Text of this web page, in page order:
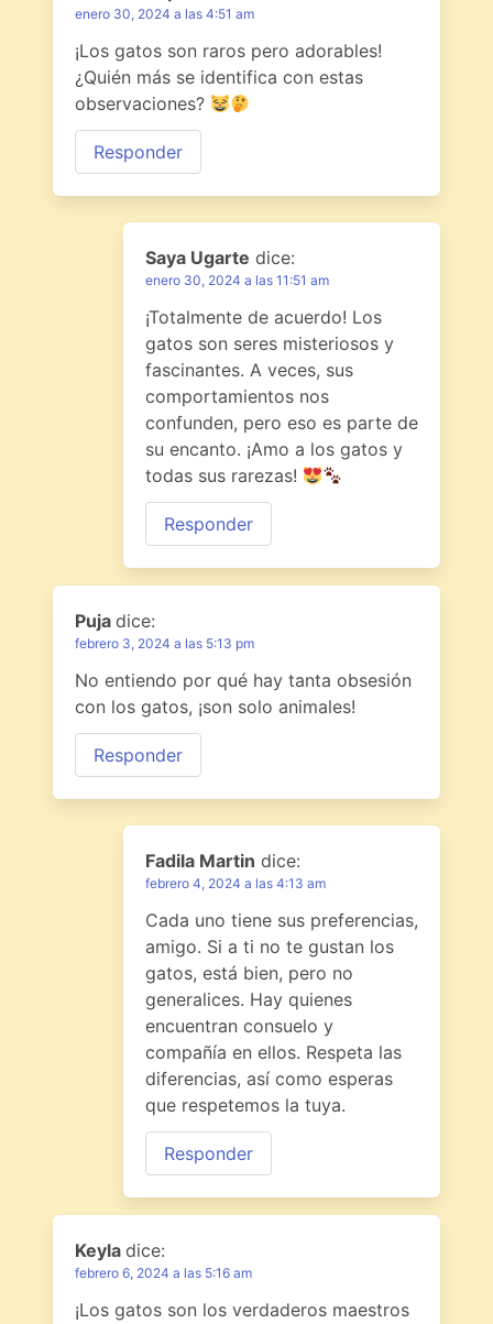
enero 30, 2024 a las 4:51 am
¡Los gatos son raros pero adorables!
¿Quién más se identifica con estas
observaciones?
Responder
Saya Ugarte dice:
enero 30, 2024 a las 11:51 am
¡Totalmente de acuerdo! Los
gatos son seres misteriosos y
fascinantes. A veces, sus
comportamientos nos
confunden, pero eso es parte de
su encanto. ¡Amo a los gatos y
todas sus rarezas!
Responder
Puja dice:
febrero 3, 2024 a las 5:13 pm
No entiendo por qué hay tanta obsesión
con los gatos, ¡son solo animales!
Responder
Fadila Martin dice:
febrero 4, 2024 a las 4:13 am
Cada uno tiene sus preferencias,
amigo. Si a ti no te gustan los
gatos, está bien, pero no
generalices. Hay quienes
encuentran consuelo y
compañía en ellos. Respeta las
diferencias, así como esperas
que respetemos la tuya.
Responder
Keyla dice:
febrero 6, 2024 a las 5:16 am
¡Los gatos son los verdaderos maestros